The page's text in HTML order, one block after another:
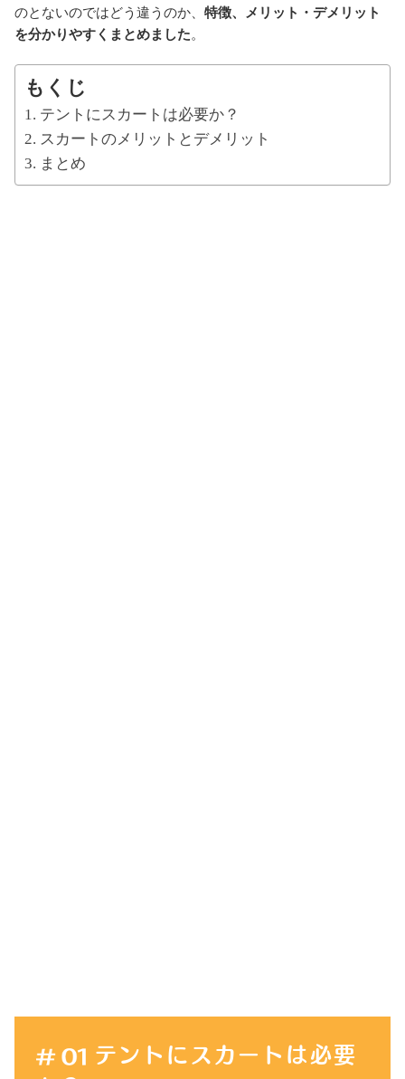
のとないのではどう違うのか、 特徴、メリット・デメリット
を分かりやすくまとめました。
もくじ
テントにスカートは必要か？
スカートのメリットとデメリット
まとめ
テントにスカートは必要